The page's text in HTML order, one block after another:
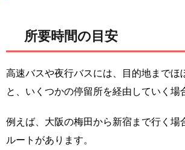
所要時間の目安
高速バスや夜行バスには、目的地までほ
と、いくつかの停留所を経由していく場
例えば、大阪の梅田から新宿まで行く場
ルートがあります。